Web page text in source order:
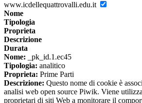
www.icdellequattrovalli.edu.it
Nome
Tipologia
Proprieta
Descrizione
Durata
Nome: _pk_id.1.ec45
Tipologia: analitico
Proprieta: Prime Parti
Descrizione: Questo nome di cookie è
analisi web open source Piwik. Viene
proprietari di siti Web a monitorare il